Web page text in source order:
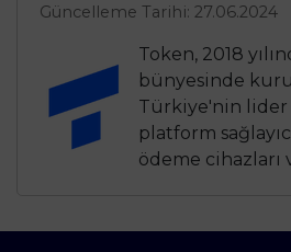
Güncelleme Tarihi: 27.06.2024
Token, 2018
bünyesinde
Türkiye'nin lider
platform
ödeme
finansal